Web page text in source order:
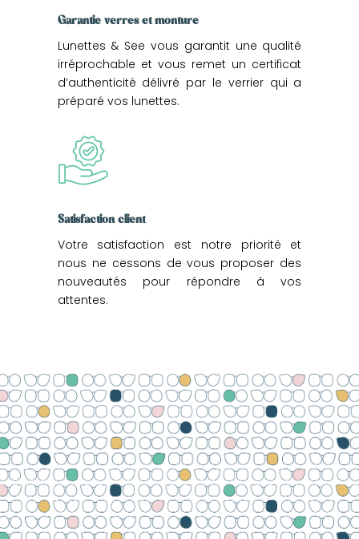
Garantie verres et monture
Lunettes & See vous garantit une qualité
irréprochable et vous remet un certificat
d’authenticité délivré par le verrier qui a
préparé vos lunettes.
Satisfaction client
Votre satisfaction est notre priorité et
nous ne cessons de vous proposer des
nouveautés pour répondre à vos
attentes.